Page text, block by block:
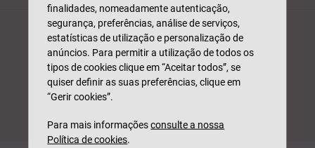
finalidades, nomeadamente autenticação,
segurança, preferências, análise de serviços,
estatísticas de utilização e personalização de
anúncios. Para permitir a utilização de todos os
tipos de cookies clique em “Aceitar todos”, se
quiser definir as suas preferências, clique em
“Gerir cookies”.
Para mais informaçõesconsulte a nossa
Política de cookies.